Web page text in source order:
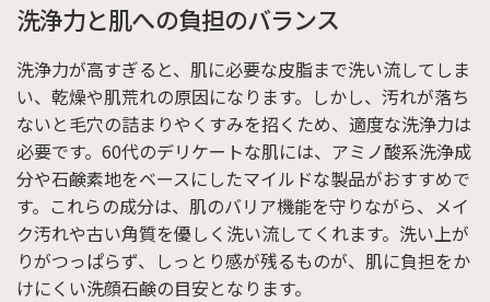
洗浄力と肌への負担のバランス
洗浄力が高すぎると、肌に必要な皮脂まで洗い流してしま
い、乾燥や肌荒れの原因になります。しかし、汚れが落ち
ないと毛穴の詰まりやくすみを招くため、適度な洗浄力は
必要です。60代のデリケートな肌には、アミノ酸系洗浄成
分や石鹸素地をベースにしたマイルドな製品がおすすめで
す。これらの成分は、肌のバリア機能を守りながら、メイ
ク汚れや古い角質を優しく洗い流してくれます。洗い上が
りがつっぱらず、しっとり感が残るものが、肌に負担をか
けにくい洗顔石鹸の目安となります。